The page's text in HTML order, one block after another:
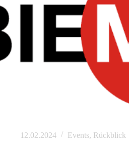
12.02.2024 Events, Rückblick